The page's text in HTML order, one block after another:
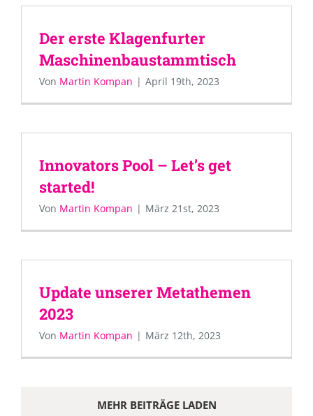
Der erste Klagenfurter
Maschinenbaustammtisch
Von Martin Kompan | April 19th, 2023
Innovators Pool – Let’s get
started!
Von Martin Kompan | März 21st, 2023
Update unserer Metathemen
2023
Von Martin Kompan | März 12th, 2023
MEHR BEITRÄGE LADEN